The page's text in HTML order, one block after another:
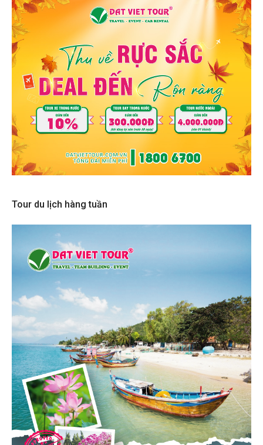
Tour du lịch hàng tuần